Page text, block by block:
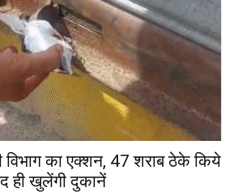
का एक्शन, 47 शराब ठेके किये
ही खुलेंगी दुकानें